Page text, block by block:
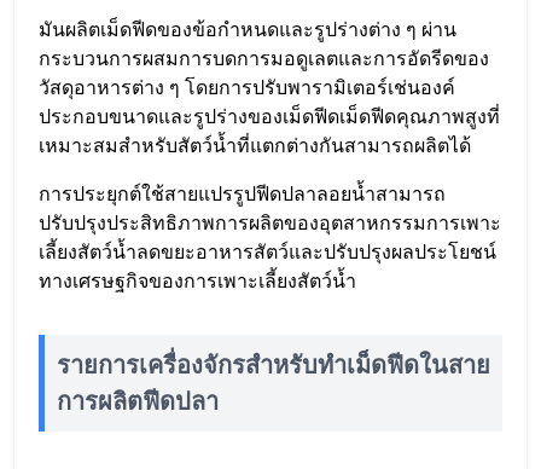
มันผลิตเม็ดฟีดของข้อกำหนดและรูปร่างต่าง ๆ ผ่าน
กระบวนการผสมการบดการมอดูเลตและการอัดรีดของ
วัสดุอาหารต่าง ๆ โดยการปรับพารามิเตอร์เช่นองค์
ประกอบขนาดและรูปร่างของเม็ดฟีดเม็ดฟีดคุณภาพสูงที่
เหมาะสมสำหรับสัตว์น้ำที่แตกต่างกันสามารถผลิตได้
การประยุกต์ใช้สายแปรรูปฟีดปลาลอยน้ำสามารถ
ปรับปรุงประสิทธิภาพการผลิตของอุตสาหกรรมการเพาะ
เลี้ยงสัตว์น้ำลดขยะอาหารสัตว์และปรับปรุงผลประโยชน์
ทางเศรษฐกิจของการเพาะเลี้ยงสัตว์น้ำ
รายการเครื่องจักรสำหรับทำเม็ดฟีดในสาย
การผลิตฟีดปลา